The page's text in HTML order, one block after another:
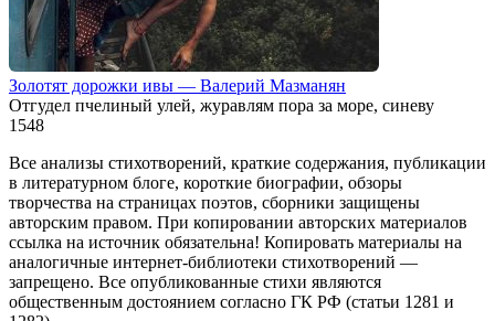
Золотят дорожки ивы — Валерий Мазманян
Отгудел пчелиный улей, журавлям пора за море, синеву
1 548
Все анализы стихотворений, краткие содержания, публикации
в литературном блоге, короткие биографии, обзоры
творчества на страницах поэтов, сборники защищены
авторским правом. При копировании авторских материалов
ссылка на источник обязательна! Копировать материалы на
аналогичные интернет-библиотеки стихотворений —
запрещено. Все опубликованные стихи являются
общественным достоянием согласно ГК РФ (статьи 1281 и